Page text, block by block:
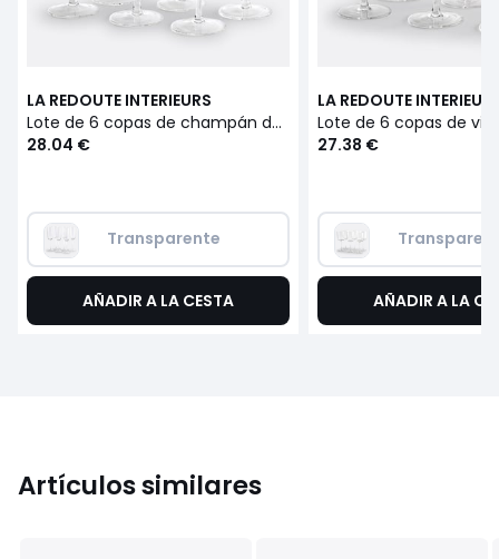
LA REDOUTE INTERIEURS
Lote de 6 copas de champán de cristal estriado, Stria
28.04 €
Transparente
AÑADIR A LA CESTA
LA REDOUTE
27.38 €
AÑADIR A LA
Artículos similares